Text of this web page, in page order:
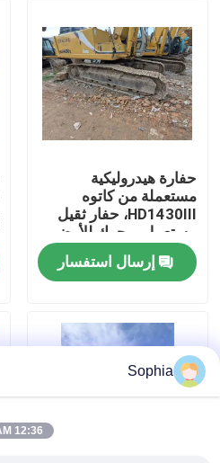
فيديوهات
حولنا
جولة في المصنع
مراقبة الجودة
اتصل بنا
القضايا
حفارة هيدروليكية
مستعملة من كاتوه
HD1430III، حفار ثقيل
مستعمل، محرك للأرض
إرسال استفسار
Sophia
12:36 AM